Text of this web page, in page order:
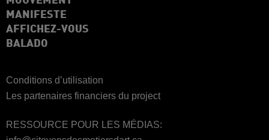
MANIFESTE
AFFICHEZ-VOUS
BALADO
Conditions d’utilisation
Les partenaires financiers du project
RESSOURCE POUR LES MÉDIAS: